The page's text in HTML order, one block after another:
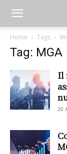
Home Tags
Tag: MGA
Il
20